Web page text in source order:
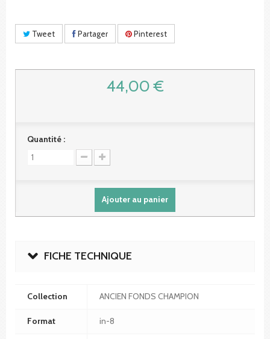
Tweet Partager Pinterest
44,00 €
Quantité :
Ajouter au panier
FICHE TECHNIQUE
Collection ANCIEN FONDS CHAMPION
Format in-8